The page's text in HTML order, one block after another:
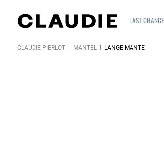
LAST CHANCE
CLAUDIE PIERLOT MÄNTEL LANGE MÄNTE